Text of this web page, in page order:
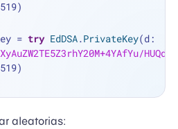
= try EdDSA.PrivateKey
aleatorias: